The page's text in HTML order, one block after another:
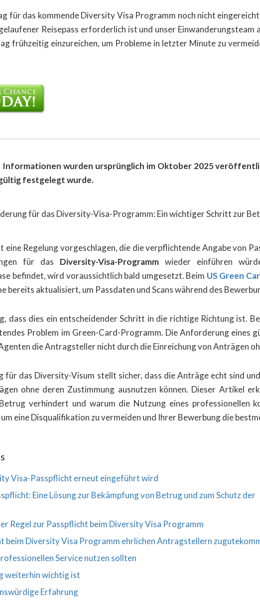
für das kommende Diversity Visa Programm noch nicht
Reisepass erforderlich ist und unser
frühzeitig einzureichen, um Probleme in letzter Minute zu
Informationen wurden ursprünglich im Oktober 2025
festgelegt wurde.
für das Diversity-Visa-Programm: Ein wichtiger Schritt zur
eine Regelung vorgeschlagen, die die verpflichtende Angabe von
für das Diversity-Visa-Programmwieder einführen
befindet, wird voraussichtlich bald umgesetzt. Beim US Green
bereits aktualisiert, um Passdaten und Scans während des
dass dies ein entscheidender Schritt in die richtige Richtung ist.
Problem im Green-Card-Programm. Die Anforderung eines
die Antragsteller nicht durch die Einreichung von Anträgen
für das Diversity-Visum stellt sicher, dass die Anträge echt sind
ohne deren Zustimmung ausnutzen können. Dieser Artikel
verhindert und warum die Nutzung eines professionellen
eine Disqualifikation zu vermeiden und Ihrer Bewerbung die
Visa-Passpflicht erneut eingeführt wird
Eine Lösung zur Bekämpfung von Betrug und zum Schutz der
Regel zur Passpflicht beim Diversity Visa Programm
beim Diversity Visa Programm ehrlichen Antragstellern
Service nutzen sollten
weiterhin wichtig ist
Erfahrung